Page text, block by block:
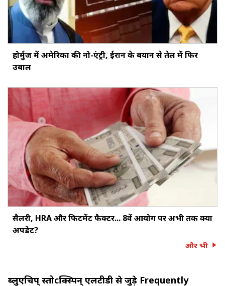
होर्मुज में अमेरिका की नो-एंट्री, ईरान के बयान से तेल में फिर
उबाल
सैलरी, HRA और फिटमेंट फैक्‍टर... 8वें आयोग पर अभी तक क्‍या
अपडेट?
और भी
ब्लुएचिप् स्तोcक्स्पिन् एलटीडी से जुड़े Frequently